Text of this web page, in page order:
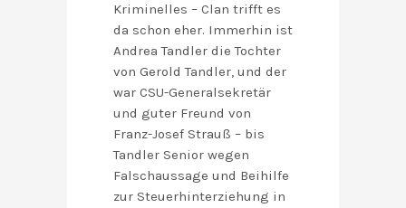
Kriminelles – Clan trifft es
da schon eher. Immerhin ist
Andrea Tandler die Tochter
von Gerold Tandler, und der
war CSU-Generalsekretär
und guter Freund von
Franz-Josef Strauß – bis
Tandler Senior wegen
Falschaussage und Beihilfe
zur Steuerhinterziehung in